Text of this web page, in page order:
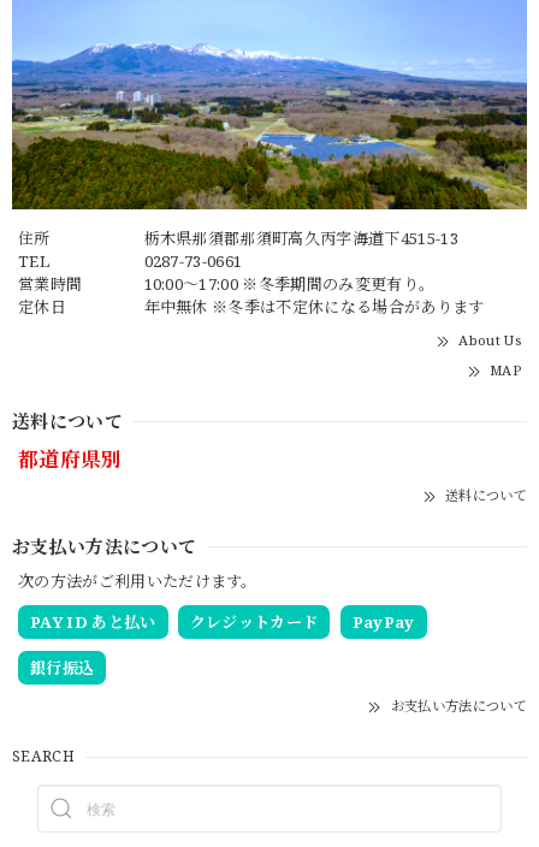
住所
栃木県那須郡那須町高久丙字海道下4515-13
TEL
0287-73-0661
営業時間
10:00～17:00 ※冬季期間のみ変更有り。
定休日
年中無休 ※冬季は不定休になる場合があります
About Us
MAP
送料について
都道府県別
送料について
お支払い方法について
次の方法がご利用いただけます。
PAY ID あと払い
クレジットカード PayPay
銀行振込
お支払い方法について
SEARCH